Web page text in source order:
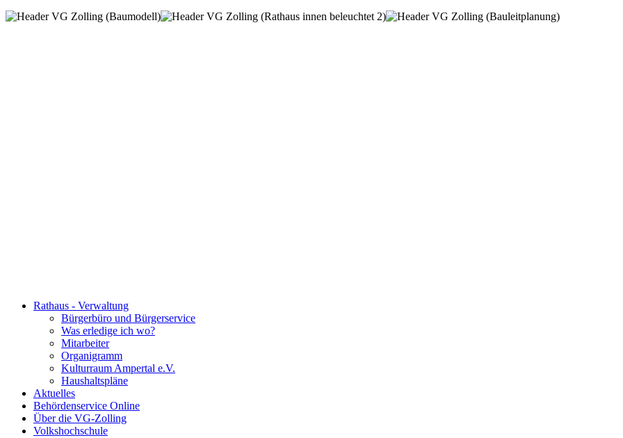
Rathaus - Verwaltung
Bürgerbüro und Bürgerservice
Was erledige ich wo?
Mitarbeiter
Organigramm
Kulturraum Ampertal e.V.
Haushaltspläne
Aktuelles
Behördenservice Online
Über die VG-Zolling
Volkshochschule